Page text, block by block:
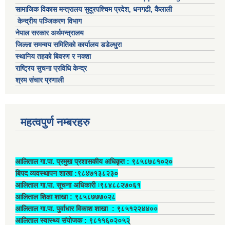
सामाजिक विकास मन्त्रालय सुदूरपश्चिम प्रदेश, धनगढी, कैलाली
केन्द्रीय पञ्जिकरण विभाग
नेपाल सरकार अर्थमन्त्रालय
जिल्ला समन्वय समितिको कार्यालय डडेल्धुरा
स्थानिय तहको बिवरण र नक्शा
राष्ट्रिय सुचना प्रविधि केन्द्र
श्रम संचार प्रणाली
महत्वपुर्ण नम्बरहरु
आलिताल गा.पा. प्रमुख प्रशासकीय अधिकृत ‍: ९८५८७८१०२०
बिपद व्यवस्थापन शाखा :९८४७१३८२३०
आलिताल गा.पा. सूचना अधिकारी ः९८४८८२७०६१
आलिताल शिक्षा शाखा : ९८५८७७७०२८
आलिताल गा.पा. पुर्वाधार विकाश शाखा ‍: ९८५१२२४४००
आलिताल स्वास्थ्य संयोजक ‍: ९८११६०२०५२्